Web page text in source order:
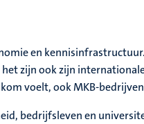
en
zijn ook zijn
voelt, ook MKB-
bedrijfsleven en